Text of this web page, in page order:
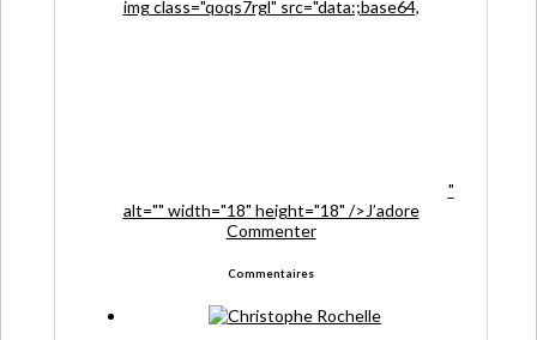
img class="qoqs7rgl" src="data:;base64,
"
alt="" width="18" height="18" />J’adore
Commenter
Commentaires